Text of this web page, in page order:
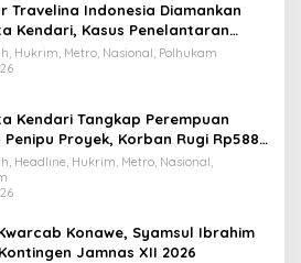
Travelina Indonesia Diamankan
Kendari, Kasus Penelantaran
Umrah Masuk Babak Baru
Hukrim, Metro, Nasional, Polhukam
Kendari Tangkap Perempuan
Penipu Proyek, Korban Rugi Rp588,1
Headline, Hukrim, Metro, Nasional,
Konawe, Syamsul Ibrahim
Jamnas XII 2026